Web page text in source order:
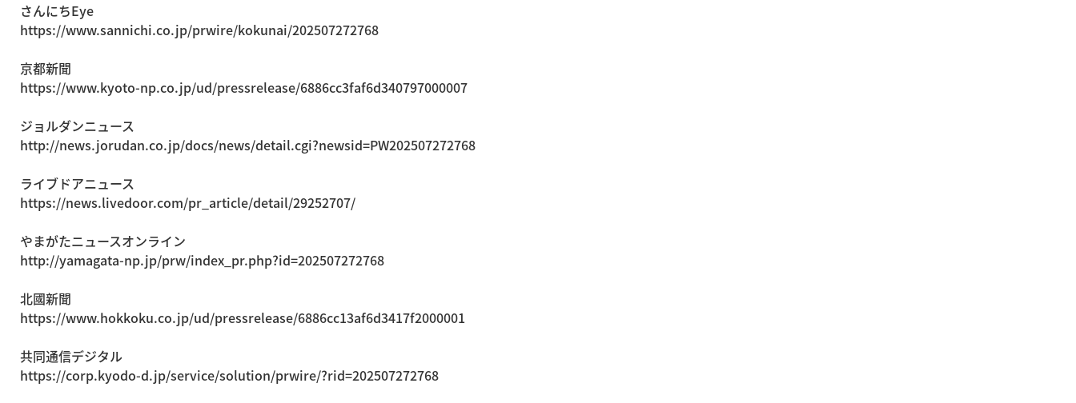
さんにちEye
https://www.sannichi.co.jp/prwire/kokunai/202507272768
京都新聞
https://www.kyoto-np.co.jp/ud/pressrelease/6886cc3faf6d340797000007
ジョルダンニュース
http://news.jorudan.co.jp/docs/news/detail.cgi?newsid=PW202507272768
ライブドアニュース
https://news.livedoor.com/pr_article/detail/29252707/
やまがたニュースオンライン
http://yamagata-np.jp/prw/index_pr.php?id=202507272768
北國新聞
https://www.hokkoku.co.jp/ud/pressrelease/6886cc13af6d3417f2000001
共同通信デジタル
https://corp.kyodo-d.jp/service/solution/prwire/?rid=202507272768